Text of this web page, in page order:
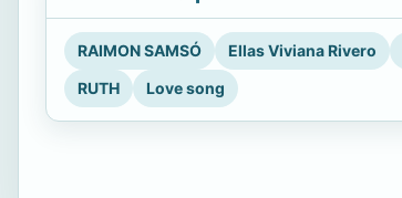
RAIMON SAMSÓ Ellas Viviana Rivero
RUTH
Love song